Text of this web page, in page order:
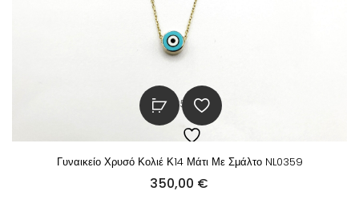
Γυναικείο Χρυσό Κολιέ Κ14 Μάτι Με Σμάλτο NL0359
350,00 €